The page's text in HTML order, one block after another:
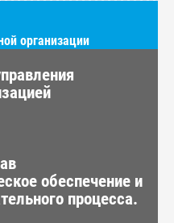
организации
обеспечение и
процесса.